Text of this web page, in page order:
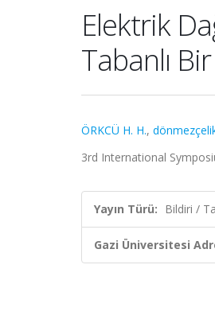
Elektrik
Tabanlı
ÖRKCÜ H. H.,
3rd International
Yayın Türü: Bildiri /
Gazi Üniversitesi